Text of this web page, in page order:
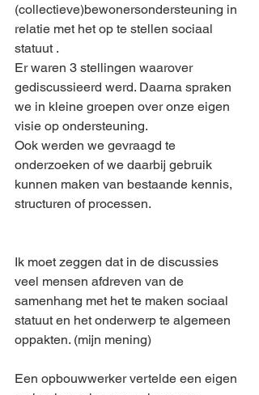
(collectieve)bewonersondersteuning in
relatie met het op te stellen sociaal
statuut .
Er waren 3 stellingen waarover
gediscussieerd werd. Daarna spraken
we in kleine groepen over onze eigen
visie op ondersteuning.
Ook werden we gevraagd te
onderzoeken of we daarbij gebruik
kunnen maken van bestaande kennis,
structuren of processen.
Ik moet zeggen dat in de discussies
veel mensen afdreven van de
samenhang met het te maken sociaal
statuut en het onderwerp te algemeen
oppakten. (mijn mening)
Een opbouwwerker vertelde een eigen